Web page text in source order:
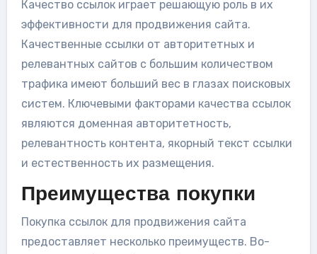
Качество ссылок играет решающую роль в их
эффективности для продвижения сайта.
Качественные ссылки от авторитетных и
релевантных сайтов с большим количеством
трафика имеют больший вес в глазах поисковых
систем. Ключевыми факторами качества ссылок
являются доменная авторитетность,
релевантность контента, якорный текст ссылки
и естественность их размещения.
Преимущества покупки
Покупка ссылок для продвижения сайта
предоставляет несколько преимуществ. Во-